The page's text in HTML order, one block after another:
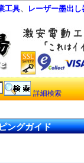
工具、 レーザー墨出し
詳細検索
ングガイド